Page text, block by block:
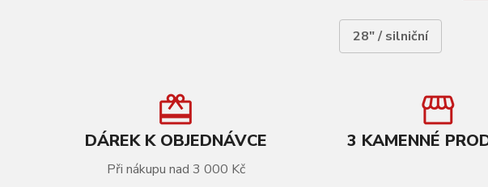
28" / silniční
DÁREK K OBJEDNÁVCE
Při nákupu nad 3 000 Kč
3 KAMENNÉ